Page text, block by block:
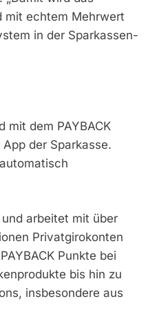
mit echtem Mehrwert
in der Sparkassen-
mit dem PAYBACK
der Sparkasse.
arbeitet mit über
Privatgirokonten
Punkte bei
bis hin zu
insbesondere aus